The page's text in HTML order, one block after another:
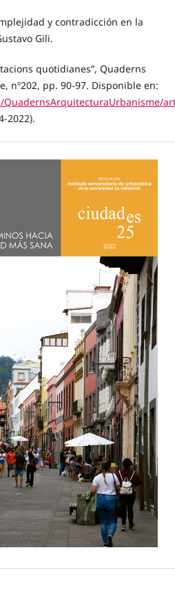
y contradicción en la
Gili.
quotidianes”, Quaderns
nº202, pp. 90-97. Disponible en:
2022).